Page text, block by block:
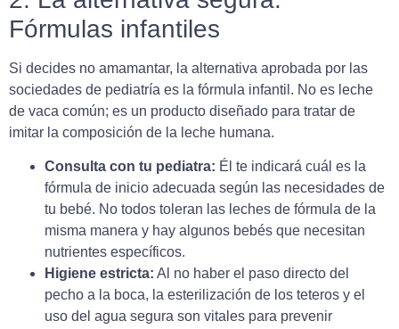
Fórmulas infantiles
Si decides no amamantar, la alternativa aprobada por las
sociedades de pediatría es la fórmula infantil. No es leche
de vaca común; es un producto diseñado para tratar de
imitar la composición de la leche humana.
Consulta con tu pediatra: Él te indicará cuál es la
fórmula de inicio adecuada según las necesidades de
tu bebé. No todos toleran las leches de fórmula de la
misma manera y hay algunos bebés que necesitan
nutrientes específicos.
Higiene estricta: Al no haber el paso directo del
pecho a la boca, la esterilización de los teteros y el
uso del agua segura son vitales para prevenir